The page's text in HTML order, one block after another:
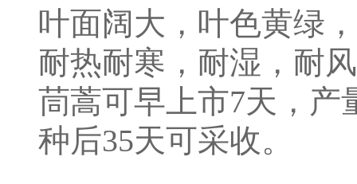
叶面阔大，叶色黄绿
耐热耐寒，耐湿，耐
茼蒿可早上市7天，产
种后35天可采收。